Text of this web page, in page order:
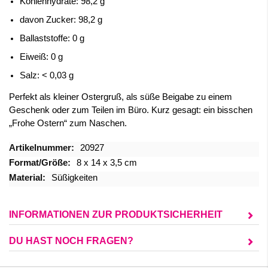
davon Zucker: 98,2 g
Ballaststoffe: 0 g
Eiweiß: 0 g
Salz: < 0,03 g
Perfekt als kleiner Ostergruß, als süße Beigabe zu einem
Geschenk oder zum Teilen im Büro. Kurz gesagt: ein bisschen
„Frohe Ostern“ zum Naschen.
Mehr
Informationen
20927
8 x 14 x 3,5 cm
Süßigkeiten
INFORMATIONEN ZUR PRODUKTSICHERHEIT
DU HAST NOCH FRAGEN?